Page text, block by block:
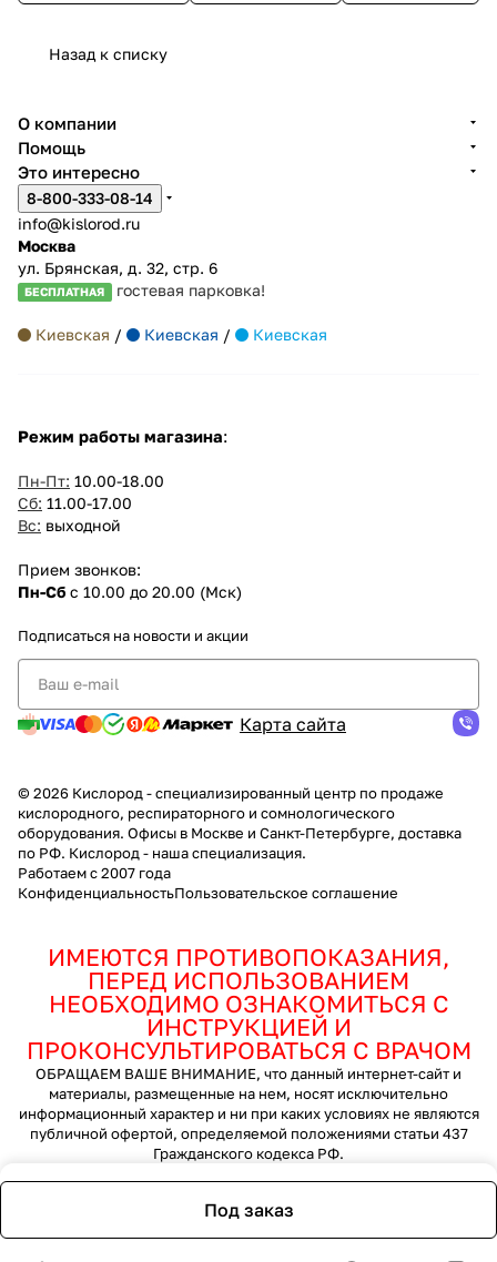
Назад к списку
Под заказ
О компании
Помощь
Это интересно
8-800-333-08-14
info@kislorod.ru
Москва
ул. Брянская, д. 32, стр. 6
БЕСПЛАТНАЯ гостевая парковка!
Киевская / Киевская / Киевская
Режим работы магазина:
Пн-Пт: 10.00-18.00
Сб: 11.00-17.00
Вс: выходной
Прием звонков:
Пн-Сб с 10.00 до 20.00 (Мск)
Подписаться на новости и акции
Карта сайта
© 2026 Кислород - специализированный центр по продаже
кислородного, респираторного и сомнологического
оборудования. Офисы в Москве и Санкт-Петербурге, доставка
по РФ. Кислород - наша специализация.
Работаем с 2007 года
КонфиденциальностьПользовательское соглашение
ИМЕЮТСЯ ПРОТИВОПОКАЗАНИЯ,
ПЕРЕД ИСПОЛЬЗОВАНИЕМ
НЕОБХОДИМО ОЗНАКОМИТЬСЯ С
ИНСТРУКЦИЕЙ И
ПРОКОНСУЛЬТИРОВАТЬСЯ С ВРАЧОМ
ОБРАЩАЕМ ВАШЕ ВНИМАНИЕ, что данный интернет-сайт и
материалы, размещенные на нем, носят исключительно
информационный характер и ни при каких условиях не являются
публичной офертой, определяемой положениями статьи 437
Гражданского кодекса РФ.